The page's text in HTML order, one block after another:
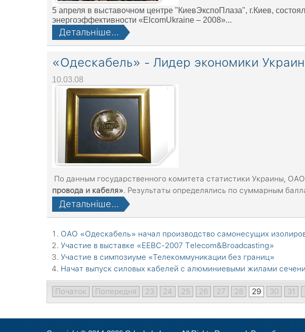
5 апреля в выставочном центре "КиевЭкспоПлаза", г.Киев,
энергоэффективности «ЕlcomUkraine – 2008»...
Детальніше...
«Одескабель» - Лидер экономики
10.03.08
По данным государственного комитета статистики Украины, ОАО
провода и кабеля». Результаты определялись по суммарным
Детальніше...
ОАО «Одескабель» начал производство самонесущих
Участие в выставке «ЕЕВС-2007 Тelecom&Broadcasting»
Участие в симпозиуме «Телекоммуникации без границ»
Начат выпуск силовых кабелей с алюминиевыми жилами
Початок Попередня 23 24 25 26 27 28 29 30 31